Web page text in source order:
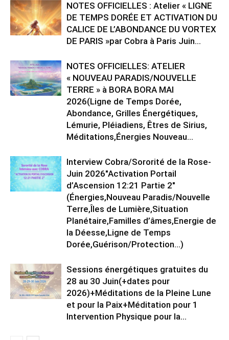
NOTES OFFICIELLES : Atelier « LIGNE
DE TEMPS DORÉE ET ACTIVATION DU
CALICE DE L’ABONDANCE DU VORTEX
DE PARIS »par Cobra à Paris Juin...
NOTES OFFICIELLES: ATELIER
« NOUVEAU PARADIS/NOUVELLE
TERRE » à BORA BORA MAI
2026(Ligne de Temps Dorée,
Abondance, Grilles Énergétiques,
Lémurie, Pléiadiens, Êtres de Sirius,
Méditations,Énergies Nouveau...
Interview Cobra/Sororité de la Rose-
Juin 2026″Activation Portail
d’Ascension 12:21 Partie 2″
(Énergies,Nouveau Paradis/Nouvelle
Terre,Îles de Lumière,Situation
Planétaire,Familles d’âmes,Energie de
la Déesse,Ligne de Temps
Dorée,Guérison/Protection…)
Sessions énergétiques gratuites du
28 au 30 Juin(+dates pour
2026)+Méditations de la Pleine Lune
et pour la Paix+Méditation pour 1
Intervention Physique pour la...